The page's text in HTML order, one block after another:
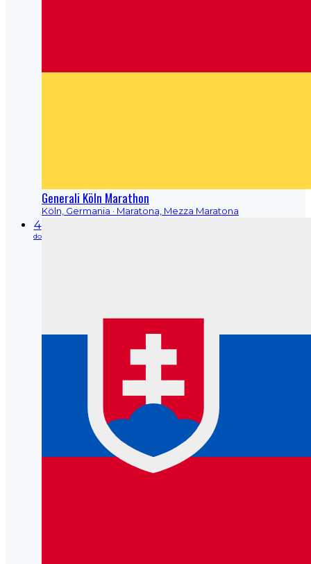
Generali Köln Marathon
Köln, Germania · Maratona, Mezza Maratona
4
do